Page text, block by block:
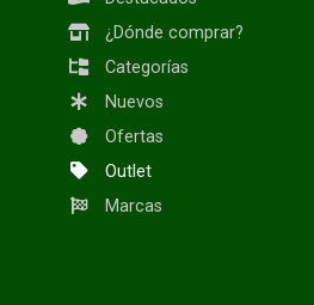
¿Dónde comprar?
Categorías
Nuevos
Ofertas
Outlet
Marcas